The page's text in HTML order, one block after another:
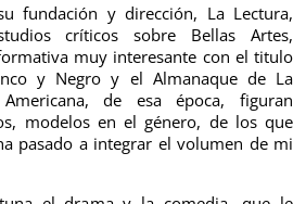
fundación y dirección, La Lectura,
críticos sobre Bellas Artes,
muy interesante con el titulo
y Negro y el Almanaque de La
de esa época, figuran
modelos en el género, de los que
pasado a integrar el volumen de mi